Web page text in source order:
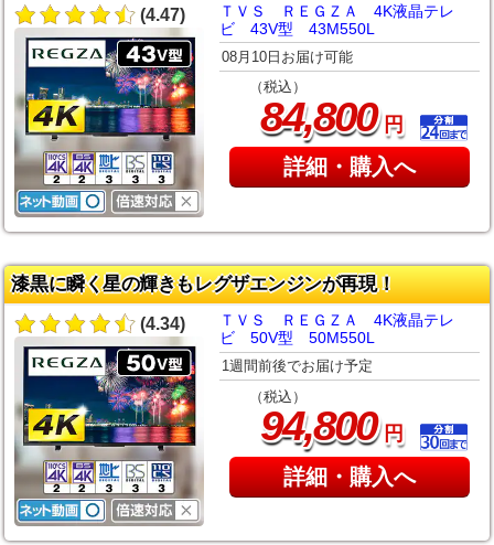
(4.47)
ＴＶＳ ＲＥＧＺＡ 4K液晶テレ
ビ 43V型 43M550L
08月10日お届け可能
（税込）
84,800円
詳細・購入へ
漆黒に瞬く星の輝きもレグザエンジンが再現！
(4.34)
ＴＶＳ ＲＥＧＺＡ 4K液晶テレ
ビ 50V型 50M550L
1週間前後でお届け予定
（税込）
94,800円
詳細・購入へ